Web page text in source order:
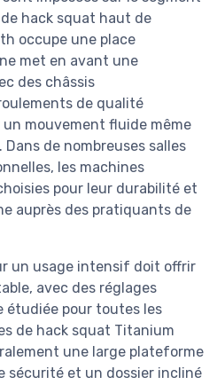
hack squat haut de
occupe une place
met en avant une
des châssis
de qualité
mouvement fluide même
de nombreuses salles
les machines
pour leur durabilité et
auprès des pratiquants de
un usage intensif doit offrir
avec des réglages
étudiée pour toutes les
de hack squat Titanium
une large plateforme
sécurité et un dossier incliné